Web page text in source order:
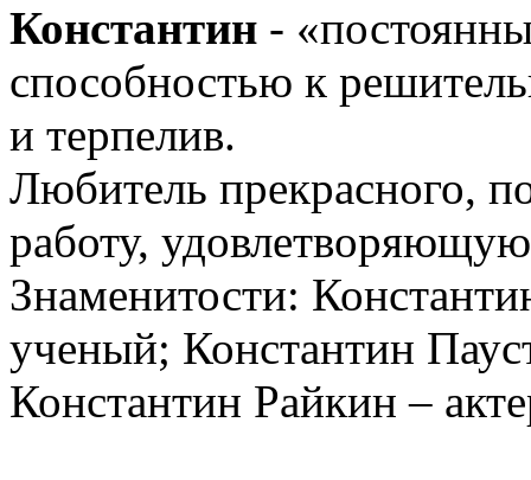
Константин -
способностью к
и терпелив.
Любитель прекрасного,
работу,
Знаменитости:
ученый; Константин
Константин Райкин –